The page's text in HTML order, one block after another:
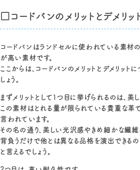
□コードバンのメリットとデメリ
コードバンはランドセルに使われている素材
が高い素材です。
ここからは、コードバンのメリットとデメリット
しょう。
まずメリットとして1つ目に挙げられるのは、美
この素材はとれる量が限られている貴重な革で
言われています。
その名の通り、美しい光沢感やきめ細かな繊維
背負うだけで他とは異なる品格を演出できる
と言えるでしょう。